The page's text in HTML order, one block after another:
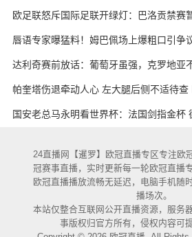
欧足联怒斥国际足联开绿灯：巴洛贡禁赛
唇语专家曝猛料！姆巴佩场上爆粗口引争
妈的X"
达利奇赛前放话：葡萄牙虽强，克罗地亚
胁
帕奎塔伤退牵动人心 左大腿后侧不适待
藏隐忧
国安老总马永明看世界杯：法国剑指金杯
24直播网【暹罗】欧冠直播专区专注欧
冠赛事直播，实时更新每一轮欧冠直播
欧冠直播播放流畅无延迟，电脑手机随
播场次。
本站仅整合互联网公开直播资源，服务
事版权归官方所有，侵权内容可